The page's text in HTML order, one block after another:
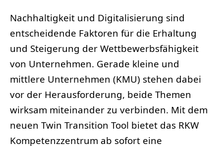
Nachhaltigkeit und Digitalisierung sind
entscheidende Faktoren für die Erhaltung
und Steigerung der Wettbewerbsfähigkeit
von Unternehmen. Gerade kleine und
mittlere Unternehmen (KMU) stehen dabei
vor der Herausforderung, beide Themen
wirksam miteinander zu verbinden. Mit dem
neuen Twin Transition Tool bietet das RKW
Kompetenzzentrum ab sofort eine